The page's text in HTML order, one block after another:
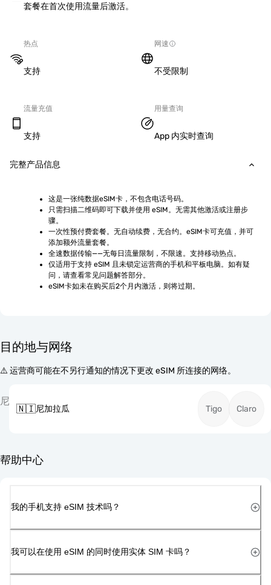
套餐在首次使用流量后激活。
热点
支持
网速
不受限制
流量充值
支持
用量查询
App 内实时查询
完整产品信息
这是一张纯数据eSIM卡，不包含电话号码。
只需扫描二维码即可下载并使用 eSIM。无需其他激活或注册步
骤。
一次性预付费套餐。无自动续费，无合约。eSIM卡可充值，并可
添加额外流量套餐。
全速数据传输——无每日流量限制，不限速。支持移动热点。
仅适用于支持 eSIM 且未锁定运营商的手机和平板电脑。如有疑
问，请查看常见问题解答部分。
eSIM卡如未在购买后2个月内激活，则将过期。
目的地与网络
⚠️ 运营商可能在不另行通知的情况下更改 eSIM 所连接的网络。
尼
🇳🇮尼加拉瓜 Tigo Claro
帮助中心
我的手机支持 eSIM 技术吗？
我可以在使用 eSIM 的同时使用实体 SIM 卡吗？